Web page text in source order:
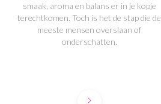
smaak, aroma en balans er in je kopje
terechtkomen. Toch is het de stap die de
meeste mensen overslaan of
onderschatten.